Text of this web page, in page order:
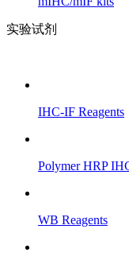
实验试剂
IHC-IF Reagents
Polymer HRP
WB Reagents